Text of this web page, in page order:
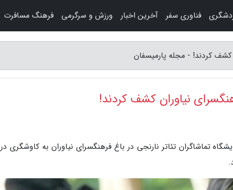
کشف کردند! - مجله پارمیسفان
نیاوران کشف کردند!
تماشاگران تئاتر نارنجی در باغ فرهنگسرای نیاوران به کاوشگری در
فناوری سفر آخرین اخبار ورزش و سرگرمی فرهنگ مسافرت